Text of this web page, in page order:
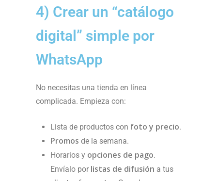
4) Crear un “catálogo
digital” simple por
WhatsApp
No necesitas una tienda en línea
complicada. Empieza con:
Lista de productos con foto y precio.
Promos de la semana.
Horarios y opciones de pago.
Envíalo por listas de difusión a tus